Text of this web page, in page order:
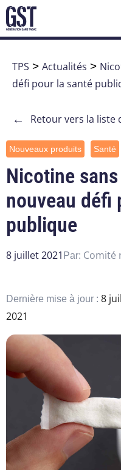
TPS > Actualités >
défi pour la santé
← Retour vers la liste
Nouveaux produits Santé
Nicotine
nouveau défi
publique
8 juillet 2021 Par: Comité
Dernière mise à jour : 8
2021